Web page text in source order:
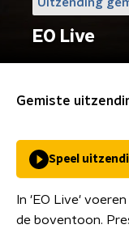
Uitzending
EO Live
Gemiste
Speel
In 'EO Live'
de boventoon.